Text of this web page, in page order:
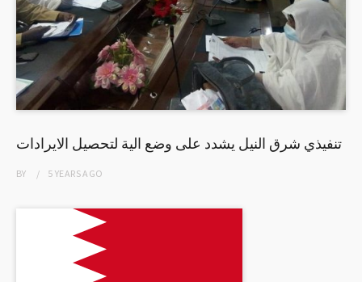
تنفيذي شرق النيل يشدد على وضع الية لتحصيل الايرادات
BY 5 YEARSAGO